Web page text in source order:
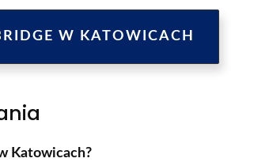
W KATOWICACH
Katowicach?